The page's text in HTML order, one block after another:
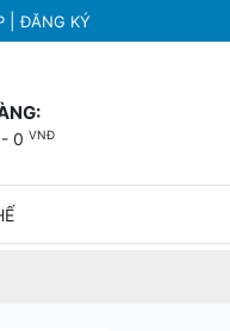
|ĐĂNG KÝ
0 VNĐ